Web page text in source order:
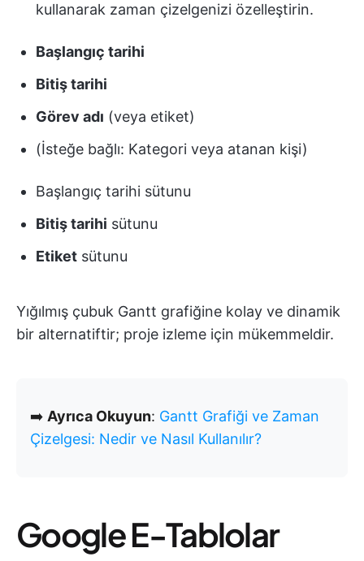
kullanarak zaman çizelgenizi özelleştirin.
Başlangıç tarihi
Bitiş tarihi
Görev adı (veya etiket)
(İsteğe bağlı: Kategori veya atanan kişi)
Başlangıç tarihi sütunu
Bitiş tarihi sütunu
Etiket sütunu
Yığılmış çubuk Gantt grafiğine kolay ve dinamik
bir alternatiftir; proje izleme için mükemmeldir.
➡️ Ayrıca Okuyun: Gantt Grafiği ve Zaman
Çizelgesi: Nedir ve Nasıl Kullanılır?
Google E-Tablolar